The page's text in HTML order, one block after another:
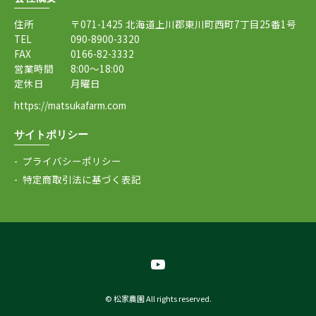
住所
〒071-1425 北海道上川郡東川町西町7丁目25番1号
TEL
090-8900-3320
FAX
0166-82-3332
営業時間
8:00～18:00
定休日
月曜日
https://matsukafarm.com
サイトポリシー
プライバシーポリシー
特定商取引法に基づく表記
© 松家農園 All rights reserved.